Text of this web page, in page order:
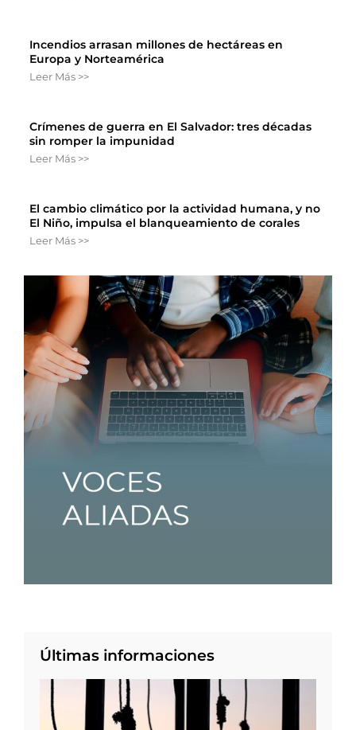
Incendios arrasan millones de hectáreas en
Europa y Norteamérica
Leer Más >>
Crímenes de guerra en El Salvador: tres décadas
sin romper la impunidad
Leer Más >>
El cambio climático por la actividad humana, y no
El Niño, impulsa el blanqueamiento de corales
Leer Más >>
Últimas informaciones